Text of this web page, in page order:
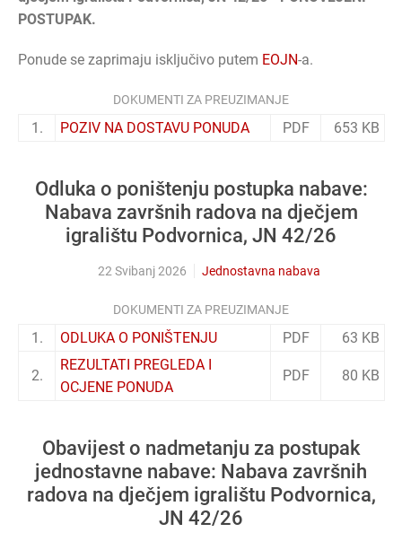
POSTUPAK.
Ponude se zaprimaju isključivo putem EOJN-a.
DOKUMENTI ZA PREUZIMANJE
1. POZIV NA DOSTAVU PONUDA PDF 653 KB
Odluka o poništenju postupka nabave:
Nabava završnih radova na dječjem
igralištu Podvornica, JN 42/26
22 Svibanj 2026 Jednostavna nabava
DOKUMENTI ZA PREUZIMANJE
1. ODLUKA O PONIŠTENJU PDF 63 KB
2.
REZULTATI PREGLEDA I
OCJENE PONUDA
PDF 80 KB
Obavijest o nadmetanju za postupak
jednostavne nabave: Nabava završnih
radova na dječjem igralištu Podvornica,
JN 42/26